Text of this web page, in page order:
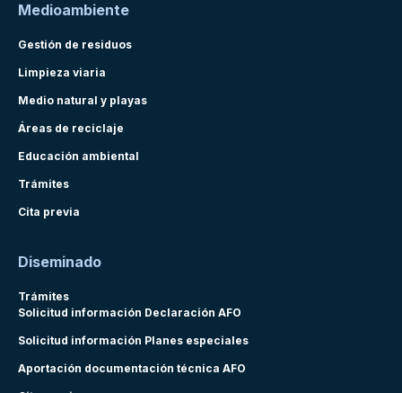
Medioambiente
Gestión de residuos
Limpieza viaria
Medio natural y playas
Áreas de reciclaje
Educación ambiental
Trámites
Cita previa
Diseminado
Trámites
Solicitud información Declaración AFO
Solicitud información Planes especiales
Aportación documentación técnica AFO